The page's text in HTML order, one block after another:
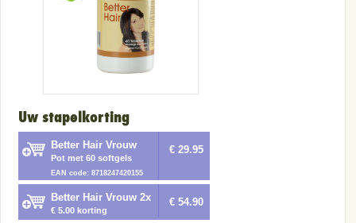
Uw stapelkorting
Better Hair Vrouw
Pot met 60 softgels
EAN code: 8718247420155
€ 29.95
Better Hair Vrouw 2x
€ 5.00 korting
€ 54.90